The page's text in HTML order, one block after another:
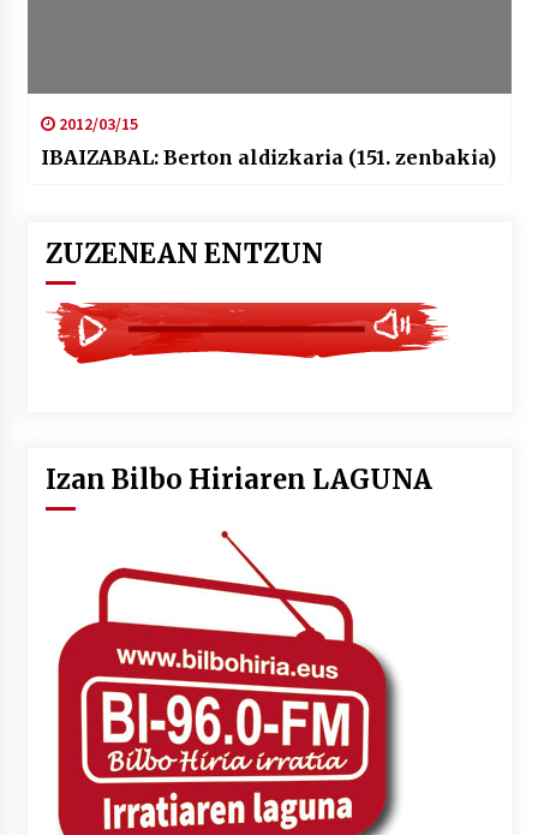
2012/03/15
IBAIZABAL: Berton aldizkaria (151. zenbakia)
ZUZENEAN ENTZUN
Izan Bilbo Hiriaren LAGUNA